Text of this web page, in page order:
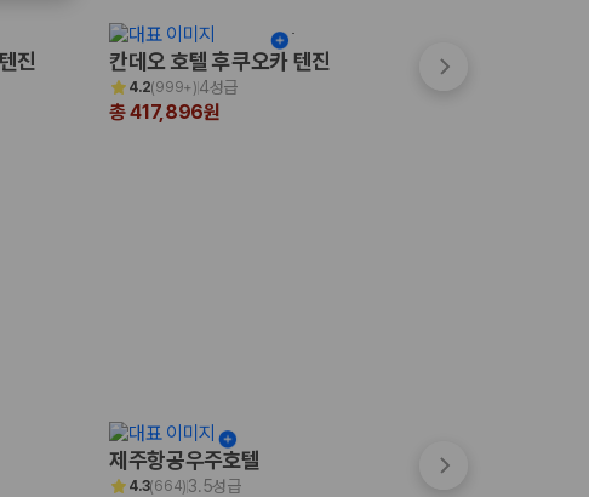
진 칸데오 호텔 후쿠오카 텐진
4.2(999+)4성급
총 417,896원
쓰시마 그랜드 호텔
제주항공우주호텔
4.3(664) 3.5성급
파크선샤인 제주